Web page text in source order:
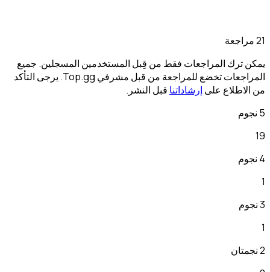
المسجلين. جميع
المراجعات تخضع للمراجعة من قبل مشرفي Top.gg. يرجى التأكد